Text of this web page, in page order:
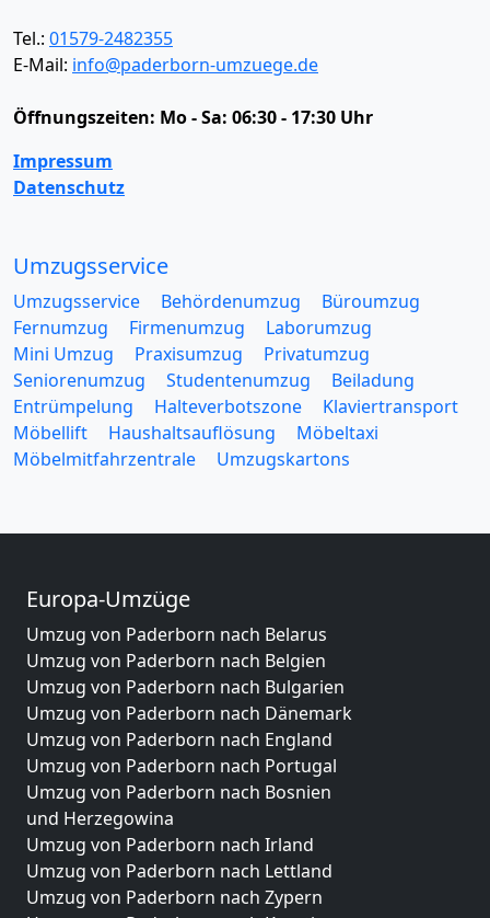
Tel.: 01579-2482355
E-Mail: info@paderborn-umzuege.de
Öffnungszeiten: Mo - Sa: 06:30 - 17:30 Uhr
Impressum
Datenschutz
Umzugsservice
Umzugsservice Behördenumzug
Büroumzug
Fernumzug
Firmenumzug
Laborumzug
Mini Umzug
Praxisumzug
Privatumzug
Seniorenumzug
Studentenumzug
Beiladung
Entrümpelung
Halteverbotszone
Klaviertransport
Möbellift
Haushaltsauflösung
Möbeltaxi
Möbelmitfahrzentrale
Umzugskartons
Europa-Umzüge
Umzug von Paderborn nach Belarus
Umzug von Paderborn nach Belgien
Umzug von Paderborn nach Bulgarien
Umzug von Paderborn nach Dänemark
Umzug von Paderborn nach England
Umzug von Paderborn nach Portugal
Umzug von Paderborn nach Bosnien
und Herzegowina
Umzug von Paderborn nach Irland
Umzug von Paderborn nach Lettland
Umzug von Paderborn nach Zypern